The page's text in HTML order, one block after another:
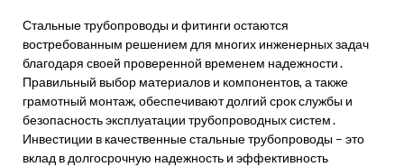
Стальные трубопроводы и фитинги остаются
востребованным решением для многих инженерных задач
благодаря своей проверенной временем надежности․
Правильный выбор материалов и компонентов, а также
грамотный монтаж, обеспечивают долгий срок службы и
безопасность эксплуатации трубопроводных систем․
Инвестиции в качественные стальные трубопроводы – это
вклад в долгосрочную надежность и эффективность